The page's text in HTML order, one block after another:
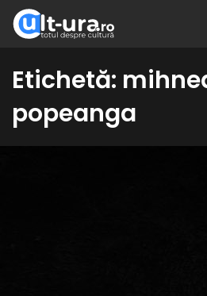
Etichetă:
popeanga